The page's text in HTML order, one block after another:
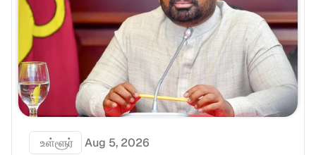
உள்ளூர் Aug 5, 2026